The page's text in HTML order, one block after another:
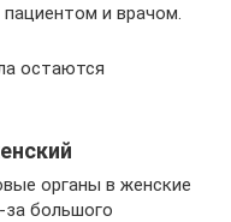
и врачом.
остаются
органы в женские
за большого